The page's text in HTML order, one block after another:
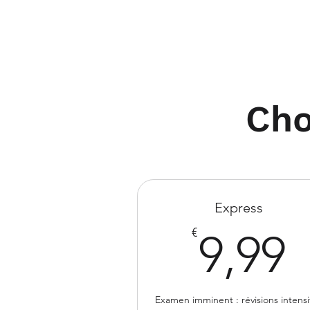
Express
€9,99
Examen imminent : révisions